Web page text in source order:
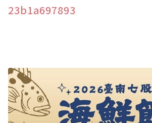
23b1a697893